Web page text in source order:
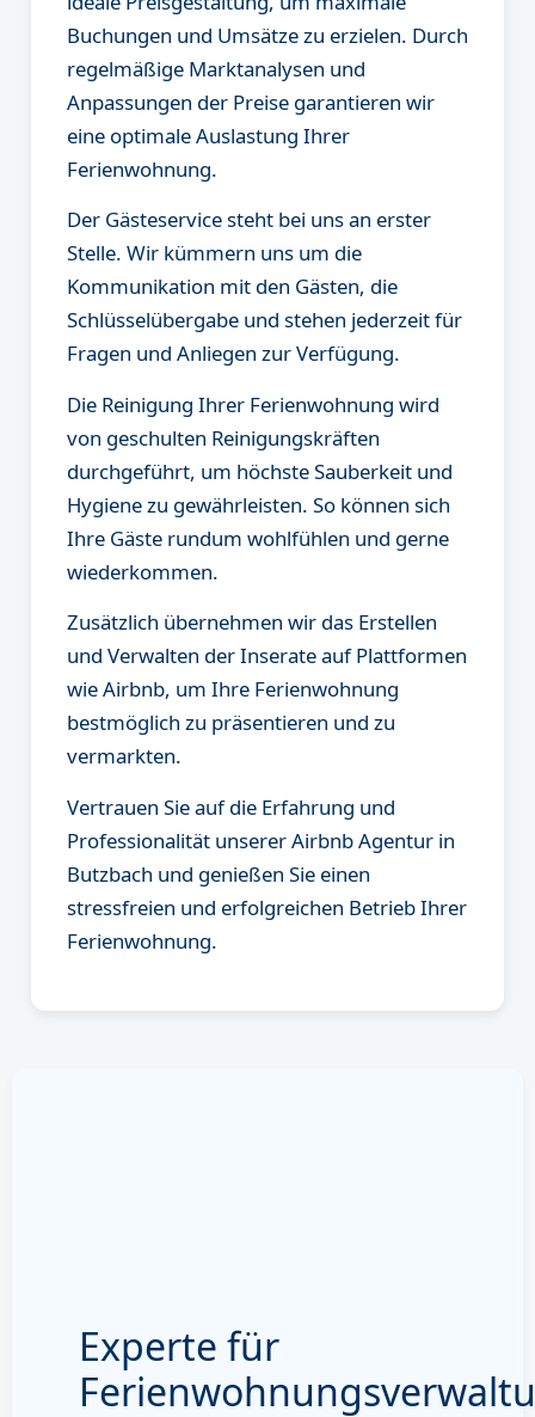
Buchungen und Umsätze zu erzielen. Durch
regelmäßige Marktanalysen und
Anpassungen der Preise garantieren wir
eine optimale Auslastung Ihrer
Ferienwohnung.
Der Gästeservice steht bei uns an erster
Stelle. Wir kümmern uns um die
Kommunikation mit den Gästen, die
Schlüsselübergabe und stehen jederzeit für
Fragen und Anliegen zur Verfügung.
Die Reinigung Ihrer Ferienwohnung wird
von geschulten Reinigungskräften
durchgeführt, um höchste Sauberkeit und
Hygiene zu gewährleisten. So können sich
Ihre Gäste rundum wohlfühlen und gerne
wiederkommen.
Zusätzlich übernehmen wir das Erstellen
und Verwalten der Inserate auf Plattformen
wie Airbnb, um Ihre Ferienwohnung
bestmöglich zu präsentieren und zu
vermarkten.
Vertrauen Sie auf die Erfahrung und
Professionalität unserer Airbnb Agentur in
Butzbach und genießen Sie einen
stressfreien und erfolgreichen Betrieb Ihrer
Ferienwohnung.
Experte für